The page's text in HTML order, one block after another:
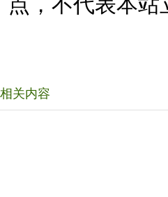
点，不代表本
相关内容